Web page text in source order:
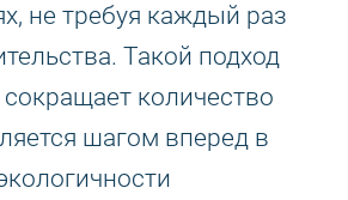
не требуя каждый раз
Такой подход
количество
шагом вперед в